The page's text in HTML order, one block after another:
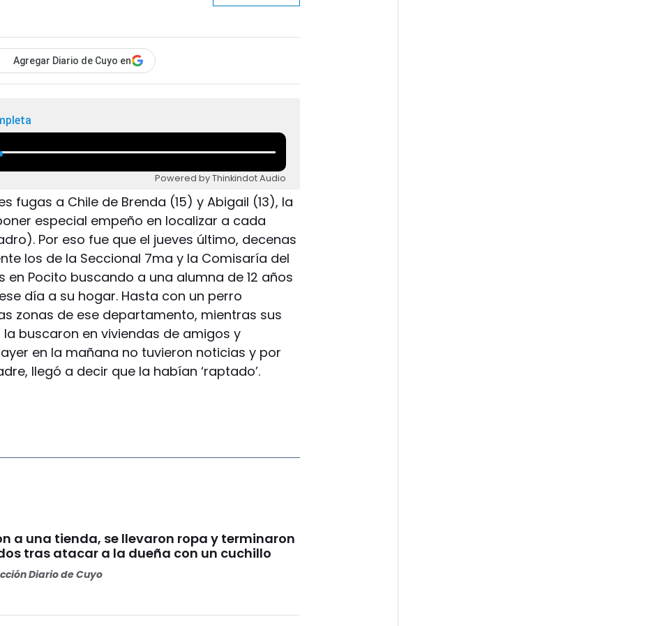
Agregar Diario de Cuyo en
Powered by Thinkindot Audio
fugas a Chile de Brenda (15) y Abigail (13), la
especial empeño en localizar a cada
Por eso fue que el jueves último, decenas
los de la Seccional 7ma y la Comisaría del
en Pocito buscando a una alumna de 12 años
día a su hogar. Hasta con un perro
zonas de ese departamento, mientras sus
buscaron en viviendas de amigos y
en la mañana no tuvieron noticias y por
llegó a decir que la habían ‘raptado’.
a una tienda, se llevaron ropa y terminaron
tras atacar a la dueña con un cuchillo
Diario de Cuyo